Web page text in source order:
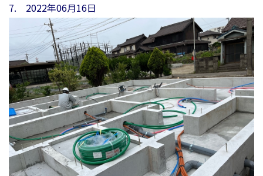
7. 2022年06月16日